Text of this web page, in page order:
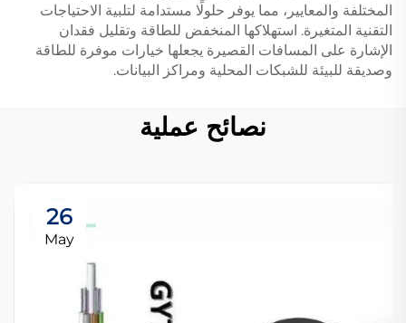
المختلفة والمعايير، مما يوفر حلولًا مستدامة لتلبية الاحتياجات
التقنية المتغيرة. استهلاكها المنخفض للطاقة وتقليل فقدان
الإشارة على المسافات القصيرة يجعلها خيارات موفرة للطاقة
وصديقة للبيئة للشبكات المحلية ومراكز البيانات.
نصائح عملية
26
May